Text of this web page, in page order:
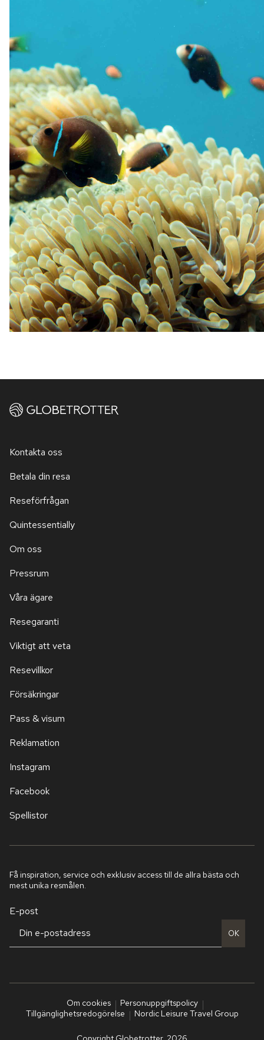
Kontakta oss
Betala din resa
Reseförfrågan
Quintessentially
Om oss
Pressrum
Våra ägare
Resegaranti
Viktigt att veta
Resevillkor
Försäkringar
Pass & visum
Reklamation
Instagram
Facebook
Spellistor
Få inspiration, service och exklusiv access till de allra bästa och
mest unika resmålen.
E-post
OK
Om cookies
Personuppgiftspolicy
Tillgänglighetsredogörelse
Nordic Leisure Travel Group